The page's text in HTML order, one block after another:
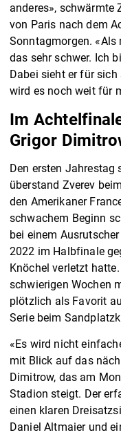
anderes», schwärmte
von Paris nach dem
Sonntagmorgen.
das sehr schwer. Ich
Dabei sieht er für
wird es noch weit für
Im
Grigor
Den ersten Jahrestag
überstand Zverev
den Amerikaner
schwachem Beginn
bei einem
2022 im Halbfinale
Knöchel verletzt
schwierigen Wochen
plötzlich als Favorit
Serie beim
«Es wird nicht
mit Blick auf das
Dimitrow, das am
Stadion steigt. Der
einen klaren
Daniel Altmaier und